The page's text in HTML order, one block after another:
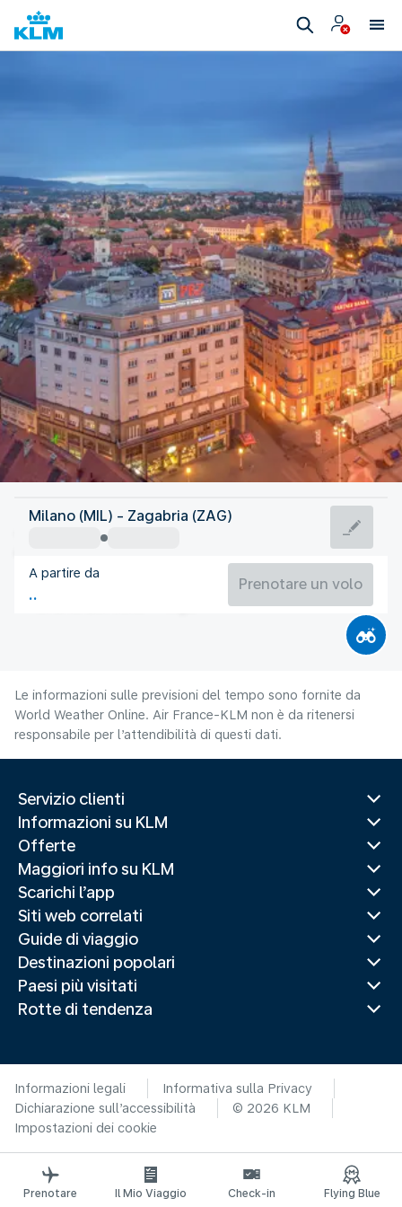
Croazia
Zagabria
Croazia
Orario del volo
Milano (MIL) - Zagabria (ZAG)
A partire da
Prenotare un volo
Le informazioni sulle previsioni del tempo sono fornite da
World Weather Online. Air France-KLM non è da ritenersi
responsabile per l’attendibilità di questi dati.
Servizio clienti
Informazioni su KLM
Offerte
Maggiori info su KLM
Scarichi l’app
Siti web correlati
Guide di viaggio
Destinazioni popolari
Paesi più visitati
Rotte di tendenza
Informazioni legali
Informativa sulla Privacy
Dichiarazione sull’accessibilità
© 2026 KLM
Impostazioni dei cookie
Prenotare Il Mio Viaggio Check-in Flying Blue